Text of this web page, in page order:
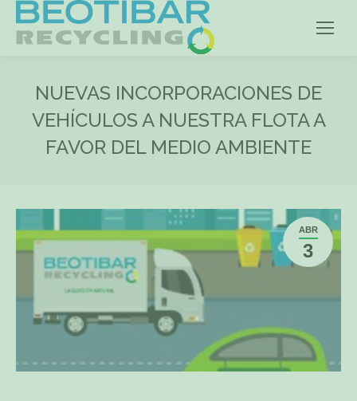
NUEVAS INCORPORACIONES DE
VEHÍCULOS A NUESTRA FLOTA A
FAVOR DEL MEDIO AMBIENTE
ABR
3